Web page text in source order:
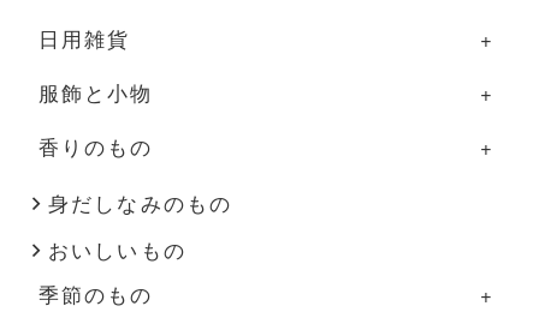
グラス・カップ
箸・カトラリー
盆・トレー
その他
調理道具
ふきん・タオル
その他
部屋のものの一覧
照明
家具
花器
インテリア雑貨
日用雑貨
日用雑貨の一覧
掃除道具
布もの・タオル
ハンドソープ・石鹸
服飾と小物
服飾と小物の一覧
洋服
バッグ・帽子
香りのもの
香りのものの一覧
アロマ用品
身だしなみのもの
おいしいもの
季節のもの